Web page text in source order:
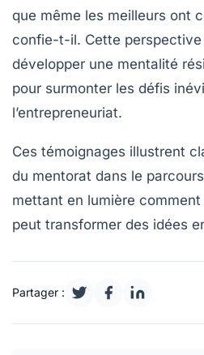
que même les meilleurs ont
confie-t-il. Cette perspective
développer une mentalité
pour surmonter les défis
l’entrepreneuriat.
Ces témoignages illustrent
du mentorat dans le
mettant en lumière comment
peut transformer des idées
Partager :